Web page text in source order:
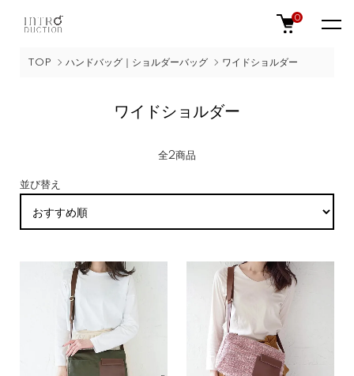
0
TOP ハンドバッグ｜ショルダーバッグ ワイドショルダー
ワイドショルダー
全2商品
並び替え